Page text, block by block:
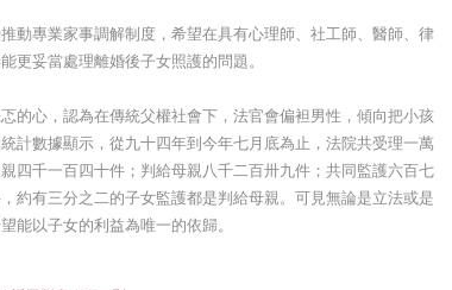
動專業家事調解制度，希望在具有心理師、社工師、醫師、律
更妥當處理離婚後子女照護的問題。
的心，認為在傳統父權社會下，法官會偏袒男性，傾向把小孩
計數據顯示，從九十四年到今年七月底為止，法院共受理一萬
四千一百四十件；判給母親八千二百卅九件；共同監護六百七
約有三分之二的子女監護都是判給母親。可見無論是立法或是
能以子女的利益為唯一的依歸。